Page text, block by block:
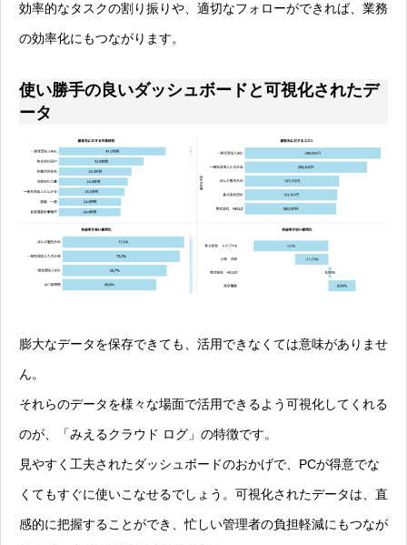
効率的なタスクの割り振りや、適切なフォローができれば、業務
の効率化にもつながります。
使い勝手の良いダッシュボードと可視化されたデ
ータ
膨大なデータを保存できても、活用できなくては意味がありませ
ん。
それらのデータを様々な場面で活用できるよう可視化してくれる
のが、「みえるクラウド ログ」の特徴です。
見やすく工夫されたダッシュボードのおかげで、PCが得意でな
くてもすぐに使いこなせるでしょう。可視化されたデータは、直
感的に把握することができ、忙しい管理者の負担軽減にもつなが